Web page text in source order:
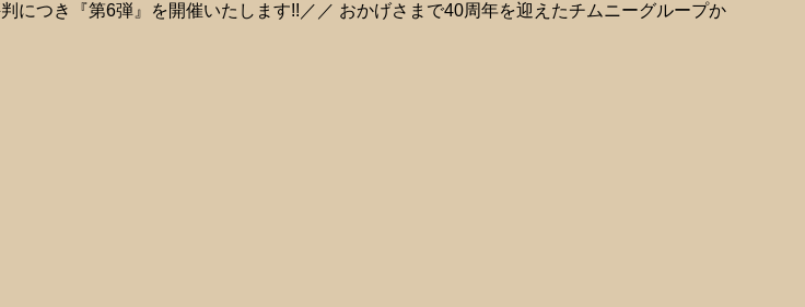
つき『第6弾』を開催いたします!!／／ おかげさまで40周年を迎えたチムニーグループか